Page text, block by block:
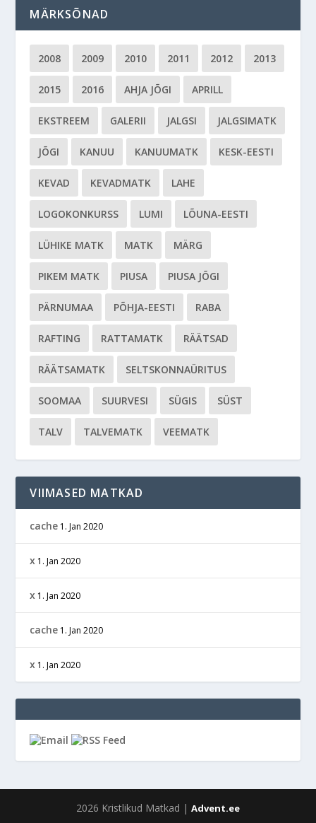
MÄRKSÕNAD
2008 2009 2010 2011 2012 2013
2015 2016 AHJA JÕGI APRILL
EKSTREEM GALERII JALGSI JALGSIMATK
JÕGI KANUU KANUUMATK KESK-EESTI
KEVAD KEVADMATK LAHE
LOGOKONKURSS LUMI LÕUNA-EESTI
LÜHIKE MATK MATK MÄRG
PIKEM MATK PIUSA PIUSA JÕGI
PÄRNUMAA PÕHJA-EESTI RABA
RAFTING RATTAMATK RÄÄTSAD
RÄÄTSAMATK SELTSKONNAÜRITUS
SOOMAA SUURVESI SÜGIS SÜST
TALV TALVEMATK VEEMATK
VIIMASED MATKAD
cache 1. Jan 2020
x 1. Jan 2020
x 1. Jan 2020
cache 1. Jan 2020
x 1. Jan 2020
2026 Kristlikud Matkad | Advent.ee